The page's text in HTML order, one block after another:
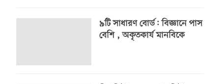
৯টি সাধারণ বোর্ড: বিজ্ঞানে পাস
বেশি , অকৃতকার্য মানবিকে